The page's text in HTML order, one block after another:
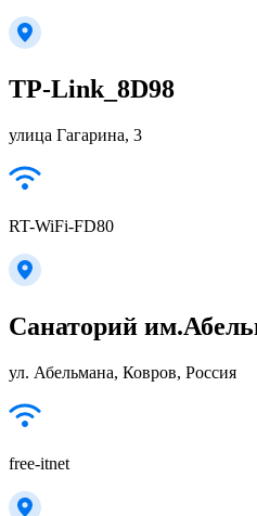
TP-Link_8D98
улица Гагарина, 3
RT-WiFi-FD80
Санаторий
ул. Абельмана, Ковров, Россия
free-itnet